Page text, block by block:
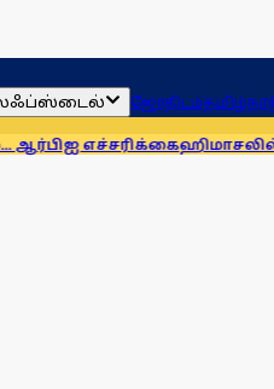
ஜோதிடம்
ஹிமாசலில் பேருந்து